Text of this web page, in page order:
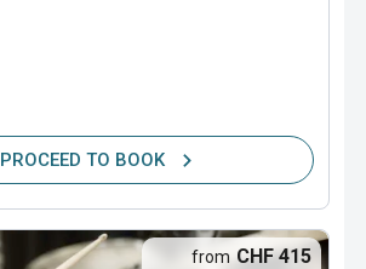
PROCEED TO BOOK
from CHF 415